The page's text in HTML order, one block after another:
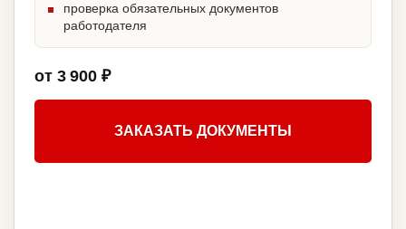
проверка обязательных документов
работодателя
от 3 900 ₽
ЗАКАЗАТЬ ДОКУМЕНТЫ